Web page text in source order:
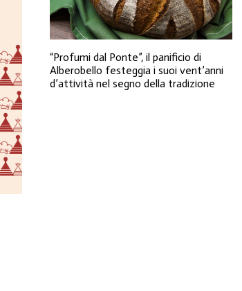
“Profumi dal Ponte”, il panificio di
Alberobello festeggia i suoi vent’anni
d’attività nel segno della tradizione